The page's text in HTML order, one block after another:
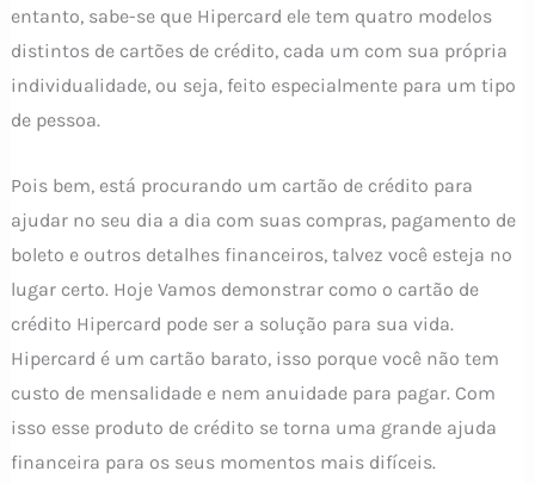
entanto, sabe-se que Hipercard ele tem quatro modelos
distintos de cartões de crédito, cada um com sua própria
individualidade, ou seja, feito especialmente para um tipo
de pessoa.
Pois bem, está procurando um cartão de crédito para
ajudar no seu dia a dia com suas compras, pagamento de
boleto e outros detalhes financeiros, talvez você esteja no
lugar certo. Hoje Vamos demonstrar como o cartão de
crédito Hipercard pode ser a solução para sua vida.
Hipercard é um cartão barato, isso porque você não tem
custo de mensalidade e nem anuidade para pagar. Com
isso esse produto de crédito se torna uma grande ajuda
financeira para os seus momentos mais difíceis.